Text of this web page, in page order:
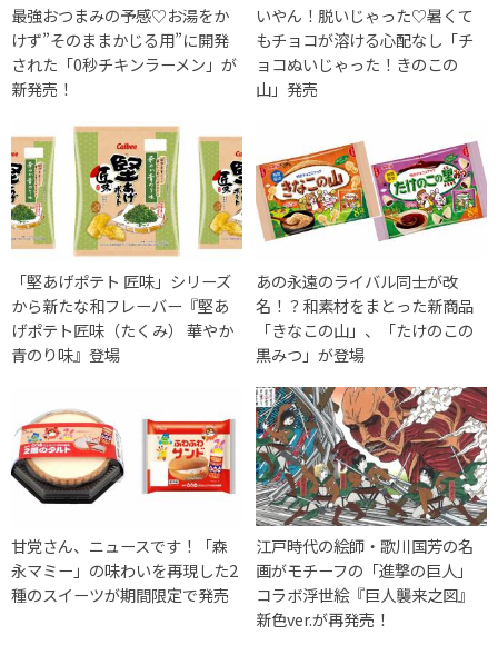
最強おつまみの予感♡お湯をか
けず”そのままかじる用”に開発
された「0秒チキンラーメン」が
新発売！
いやん！脱いじゃった♡暑くて
もチョコが溶ける心配なし「チ
ョコぬいじゃった！きのこの
山」発売
「堅あげポテト 匠味」シリーズ
から新たな和フレーバー『堅あ
げポテト匠味（たくみ） 華やか
青のり味』登場
あの永遠のライバル同士が改
名！？和素材をまとった新商品
「きなこの山」、「たけのこの
黒みつ」が登場
甘党さん、ニュースです！「森
永マミー」の味わいを再現した2
種のスイーツが期間限定で発売
江戸時代の絵師・歌川国芳の名
画がモチーフの「進撃の巨人」
コラボ浮世絵『巨人襲来之図』
新色ver.が再発売！